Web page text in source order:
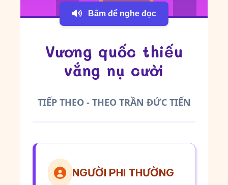
Bấm để nghe đọc
Vương quốc thiếu
vắng nụ cười
TIẾP THEO - THEO TRẦN ĐỨC TIẾN
NGƯỜI PHI THƯỜNG